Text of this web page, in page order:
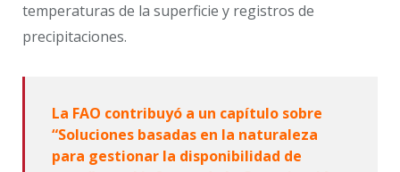
temperaturas de la superficie y registros de
precipitaciones.
La FAO contribuyó a un capítulo sobre
“Soluciones basadas en la naturaleza
para gestionar la disponibilidad de